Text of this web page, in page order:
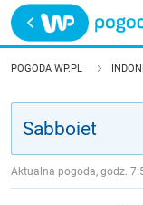
Trwa ładowanie
POLSKA
POGODA WP.PL
Aktualna pogoda, godz.